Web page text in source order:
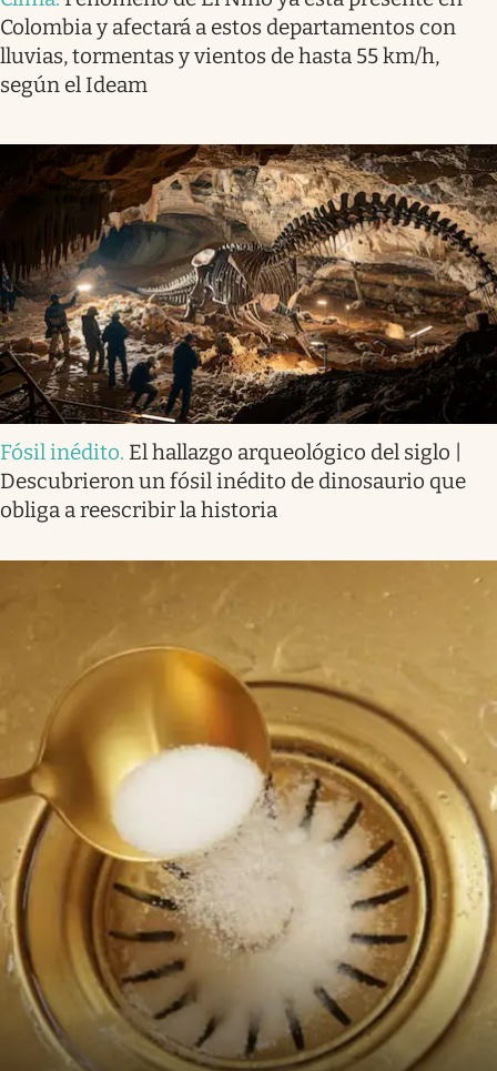
Colombia y afectará a estos departamentos con
lluvias, tormentas y vientos de hasta 55 km/h,
según el Ideam
Fósil inédito. El hallazgo arqueológico del siglo |
Descubrieron un fósil inédito de dinosaurio que
obliga a reescribir la historia